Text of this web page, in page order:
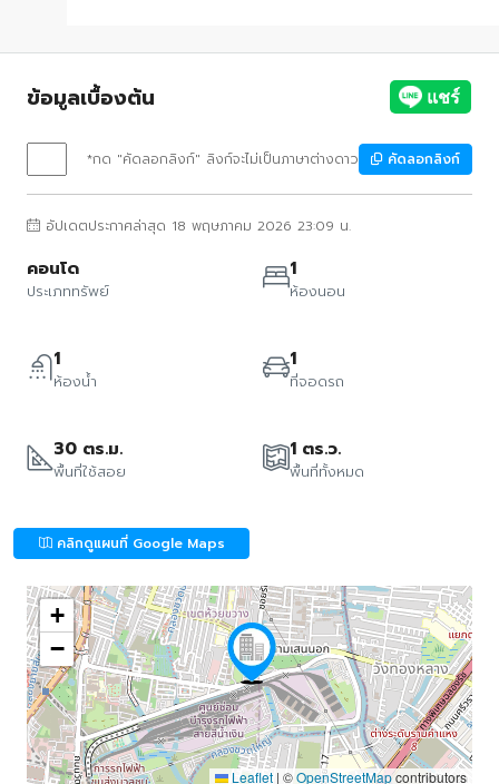
ข้อมูลเบื้องต้น
*กด "คัดลอกลิงก์" ลิงก์จะไม่เป็นภาษาต่างดาว คัดลอกลิงก์
อัปเดตประกาศล่าสุด 18 พฤษภาคม 2026 23:09 น.
คอนโด
ประเภททรัพย์
1
ห้องนอน
1
ห้องน้ำ
1
ที่จอดรถ
30 ตร.ม.
พื้นที่ใช้สอย
1 ตร.ว.
พื้นที่ทั้งหมด
คลิกดูแผนที่ Google Maps
+
−
Leaflet | ©OpenStreetMapcontributors